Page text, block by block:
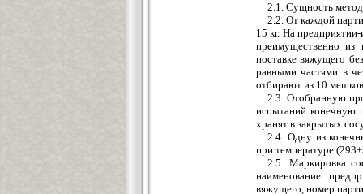
2.1. Сущность
2.2. От каждой
15 кг. На
преимущественно из
поставке вяжущего
равными частями в
отбирают из 10
2.3. Отобранную
испытаний конечную
хранят в закрытых
2.4. Одну из
при температуре
2.5. Маркировка
наименование
вяжущего, номер